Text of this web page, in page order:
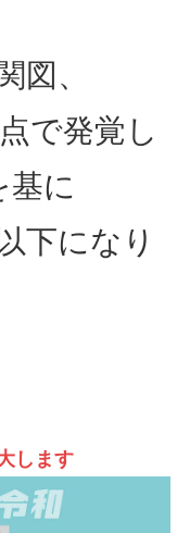
図、
で発覚し
基に
下になり
します